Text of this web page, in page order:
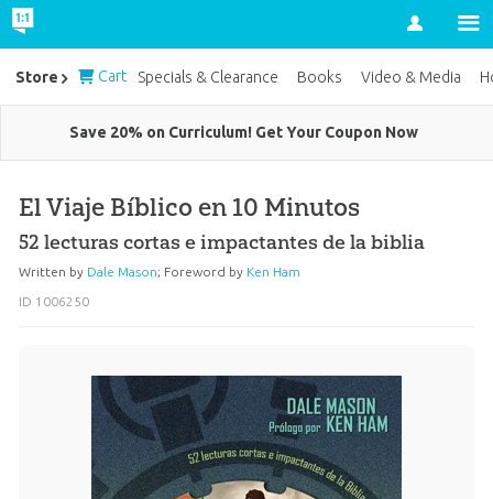
Account
Save 20% on Curriculum! Get Your Coupon Now
El Viaje Bíblico en 10 Minutos
52 lecturas cortas e impactantes de la biblia
Written by Dale Mason; Foreword by Ken Ham
ID 1006250
Store Cart Specials & Clearance Books Video & Media